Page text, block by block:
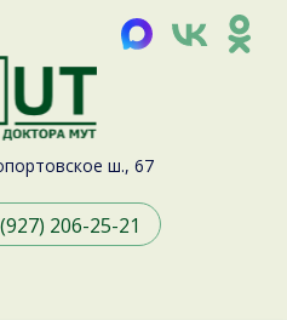
ш., 67
206-25-21